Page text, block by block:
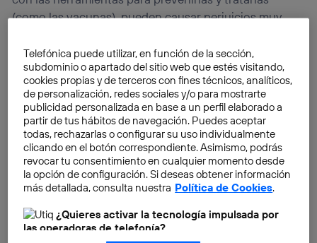
(como las vacunas), pueden causar perjuicios muy
con la información que recibimos a diario.
Telefónica puede utilizar, en función de la sección,
subdominio o apartado del sitio web que estés visitando,
cookies propias y de terceros con fines técnicos, analíticos,
de personalización, redes sociales y/o para mostrarte
publicidad personalizada en base a un perfil elaborado a
partir de tus hábitos de navegación. Puedes aceptar
todas, rechazarlas o configurar su uso individualmente
clicando en el botón correspondiente. Asimismo, podrás
revocar tu consentimiento en cualquier momento desde
la opción de configuración. Si deseas obtener información
más detallada, consulta nuestra Política de Cookies.
¿Quieres activar la tecnología impulsada por
las operadoras de telefonía?